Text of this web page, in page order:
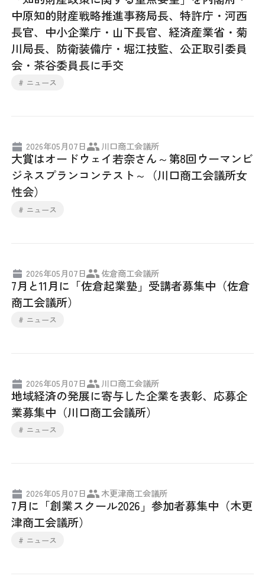
中原知的財産戦略推進事務局長、特許庁・河西
長官、中小企業庁・山下長官、経済産業省・菊
川局長、防衛装備庁・堀江技監、公正取引委員
会・茶谷委員長に手交
# ニュース
2026年05月07日 川口商工会議所
大賞はオードウェイ若奈さん～第8回ウーマンビ
ジネスプランコンテスト～（川口商工会議所女
性会）
# ニュース
2026年05月07日 佐倉商工会議所
7月と11月に「佐倉起業塾」受講者募集中（佐倉
商工会議所）
# ニュース
2026年05月07日 川口商工会議所
地域経済の発展に寄与した企業を表彰、応募企
業募集中（川口商工会議所）
# ニュース
2026年05月07日 木更津商工会議所
7月に「創業スクール2026」参加者募集中（木更
津商工会議所）
# ニュース